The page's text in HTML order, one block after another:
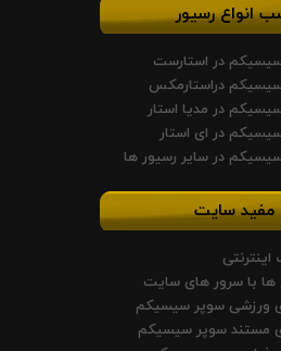
انواع رسیور
در استارست
دراستارمکس
در مدیا استار
در ای استار
در سایر رسیور ها
مفید سایت
ها با سرور های سایت
ورزشی سوپر سیسیکم
مستند سوپر سیسیکم